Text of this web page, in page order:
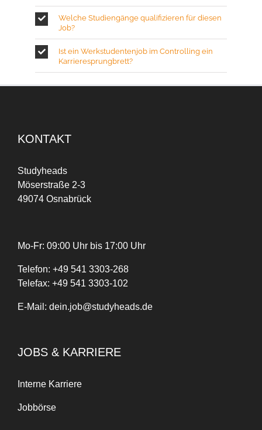
Welche Studiengänge qualifizieren für diesen
Job?
Ist ein Werkstudentenjob im Controlling ein
Karrieresprungbrett?
KONTAKT
Studyheads
Möserstraße 2-3
49074 Osnabrück
Mo-Fr: 09:00 Uhr bis 17:00 Uhr
Telefon: +49 541 3303-268
Telefax: +49 541 3303-102
E-Mail: dein.job@studyheads.de
JOBS & KARRIERE
Interne Karriere
Jobbörse